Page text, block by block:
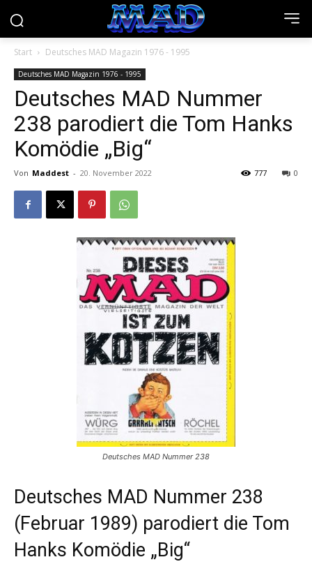
Start Deutsches MAD Magazin 1976 - 1995
Deutsches MAD Magazin 1976 - 1995
Deutsches MAD Nummer
238 parodiert die Tom Hanks
Komödie „Big“
Von Maddest - 20. November 2022 0
777
Deutsches MAD Nummer 238
Deutsches MAD Nummer 238
(Februar 1989) parodiert die Tom
Hanks Komödie „Big“